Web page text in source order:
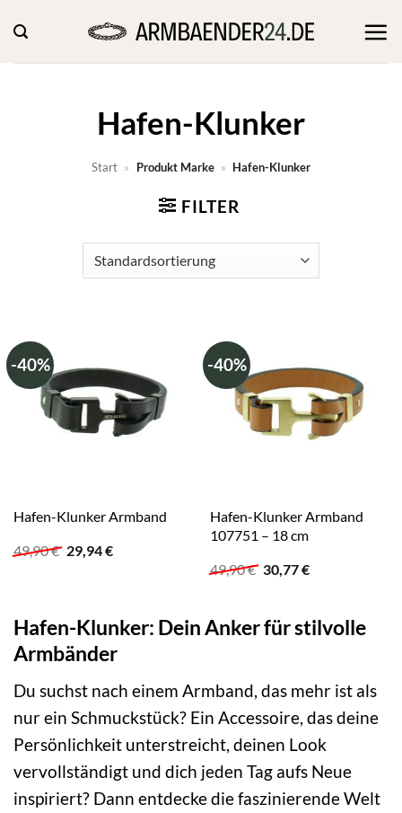
Inhalt
springen
Hafen-Klunker
Start » Produkt Marke » Hafen-Klunker
FILTER
-40%
Hafen-Klunker Armband
49,90€ Ursprünglicher
Preis
29,94€Aktueller
-40%
Hafen-Klunker Armband
107751 – 18 cm
49,90€ Ursprünglicher
Preis
30,77€Aktueller
Hafen-Klunker: Dein Anker für stilvolle
Armbänder
Du suchst nach einem Armband, das mehr ist als
nur ein Schmuckstück? Ein Accessoire, das deine
Persönlichkeit unterstreicht, deinen Look
vervollständigt und dich jeden Tag aufs Neue
inspiriert? Dann entdecke die faszinierende Welt